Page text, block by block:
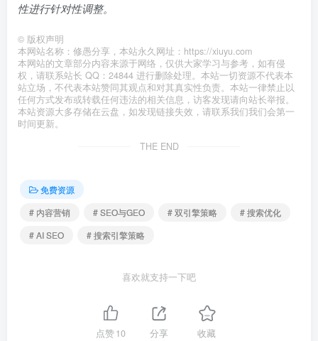
性进行针对性调整。
© 版权声明
本网站名称：修愚分享，本站永久网址：https://xiuyu.com
本网站的文章部分内容来源于网络，仅供大家学习与参考，如有侵
权，请联系站长 QQ：24844 进行删除处理。本站一切资源不代表本
站立场，不代表本站赞同其观点和对其真实性负责。本站一律禁止以
任何方式发布或转载任何违法的相关信息，访客发现请向站长举报。
本站资源大多存储在云盘，如发现链接失效，请联系我们我们会第一
时间更新。
THE END
免费资源
# 内容营销
# SEO与GEO # 双引擎策略
# 搜索优化
# AI SEO
# 搜索引擎策略
喜欢就支持一下吧
点赞10 分享 收藏